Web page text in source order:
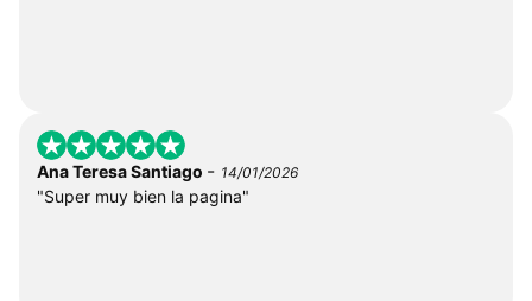
Ana Teresa Santiago - 14/01/2026
"Super muy bien la pagina"